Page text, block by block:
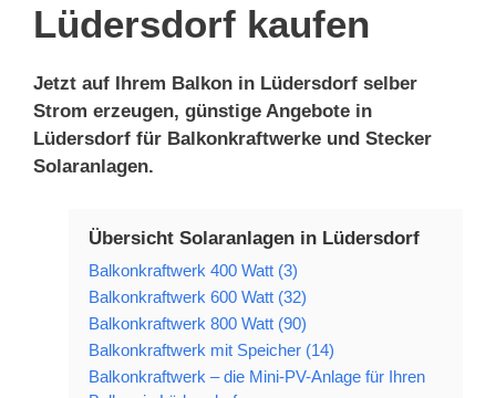
Lüdersdorf kaufen
Jetzt auf Ihrem Balkon in Lüdersdorf selber
Strom erzeugen, günstige Angebote in
Lüdersdorf für Balkonkraftwerke und Stecker
Solaranlagen.
Übersicht Solaranlagen in Lüdersdorf
Balkonkraftwerk 400 Watt (3)
Balkonkraftwerk 600 Watt (32)
Balkonkraftwerk 800 Watt (90)
Balkonkraftwerk mit Speicher (14)
Balkonkraftwerk – die Mini-PV-Anlage für Ihren